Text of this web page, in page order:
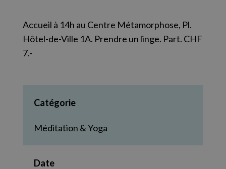
Accueil à 14h au Centre Métamorphose, Pl.
Hôtel-de-Ville 1A. Prendre un linge. Part. CHF
7.-
Catégorie
Méditation & Yoga
Date